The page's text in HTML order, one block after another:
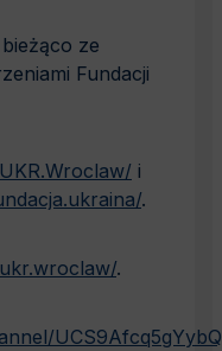
ze
Fundacji
i
.
.